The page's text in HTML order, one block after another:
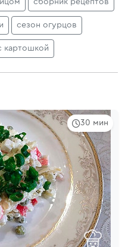
сборник рецептов
сезон огурцов
картошкой
30 мин